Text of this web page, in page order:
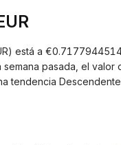
está a
pasada, el valor
tendencia